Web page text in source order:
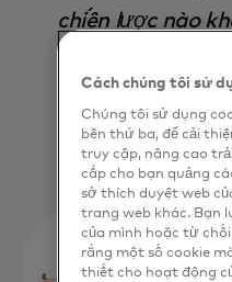
chiến lược nào
chỉ về đầu ra,
gian ".
Nadav Yekutiel,
Cách chúng tôi sử
Chúng tôi sử dụng
bên thứ ba, để cải
truy cập, nâng cao
cấp cho bạn quảng
sở thích duyệt web
trang web khác. Bạn
của mình hoặc từ
rằng một số cookie
thiết cho hoạt động